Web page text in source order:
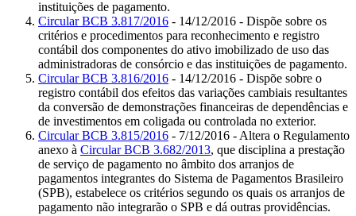
instituições de pagamento.
Circular BCB 3.817/2016 - 14/12/2016 - Dispõe sobre os
critérios e procedimentos para reconhecimento e registro
contábil dos componentes do ativo imobilizado de uso das
administradoras de consórcio e das instituições de pagamento.
Circular BCB 3.816/2016 - 14/12/2016 - Dispõe sobre o
registro contábil dos efeitos das variações cambiais resultantes
da conversão de demonstrações financeiras de dependências e
de investimentos em coligada ou controlada no exterior.
Circular BCB 3.815/2016 - 7/12/2016 - Altera o Regulamento
anexo à Circular BCB 3.682/2013, que disciplina a prestação
de serviço de pagamento no âmbito dos arranjos de
pagamentos integrantes do Sistema de Pagamentos Brasileiro
(SPB), estabelece os critérios segundo os quais os arranjos de
pagamento não integrarão o SPB e dá outras providências.